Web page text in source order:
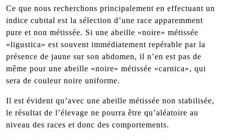
Ce que nous recherchons principalement en effectuant un
indice cubital est la sélection d’une race apparemment
pure et non métissée. Si une abeille «noire» métissée
«ligustica» est souvent immédiatement repérable par la
présence de jaune sur son abdomen, il n’en est pas de
même pour une abeille «noire» métissée «carnica», qui
sera de couleur noire uniforme.
Il est évident qu’avec une abeille métissée non stabilisée,
le résultat de l’élevage ne pourra être qu’aléatoire au
niveau des races et donc des comportements.